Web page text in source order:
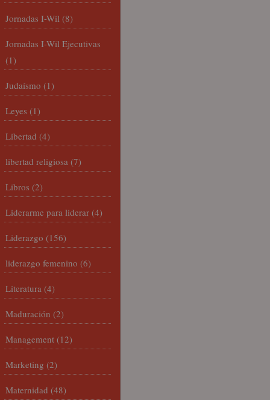
Jornadas I-Wil (8)
Jornadas I-Wil Ejecutivas
(1)
Judaísmo (1)
Leyes (1)
Libertad (4)
libertad religiosa (7)
Libros (2)
Liderarme para liderar (4)
Liderazgo (156)
liderazgo femenino (6)
Literatura (4)
Maduración (2)
Management (12)
Marketing (2)
Maternidad (48)